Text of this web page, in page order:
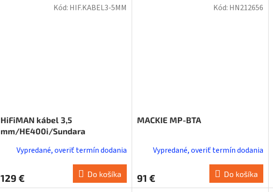
HiFiMAN kábel 3,5
mm/HE400i/Sundara
Vypredané, overiť termín dodania
129 € Do košíka
Kód: HIF.KABEL3-5MM
MACKIE MP-BTA
Vypredané, overiť termín dodania
91 € Do košíka
Kód: HN212656